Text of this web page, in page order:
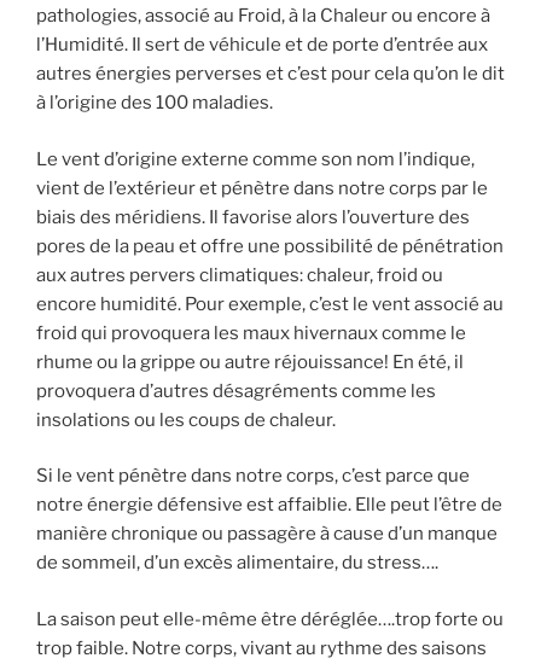
pathologies, associé au Froid, à la Chaleur ou encore à
l’Humidité. Il sert de véhicule et de porte d’entrée aux
autres énergies perverses et c’est pour cela qu’on le dit
à l’origine des 100 maladies.
Le vent d’origine externe comme son nom l’indique,
vient de l’extérieur et pénètre dans notre corps par le
biais des méridiens. Il favorise alors l’ouverture des
pores de la peau et offre une possibilité de pénétration
aux autres pervers climatiques: chaleur, froid ou
encore humidité. Pour exemple, c’est le vent associé au
froid qui provoquera les maux hivernaux comme le
rhume ou la grippe ou autre réjouissance! En été, il
provoquera d’autres désagréments comme les
insolations ou les coups de chaleur.
Si le vent pénètre dans notre corps, c’est parce que
notre énergie défensive est affaiblie. Elle peut l’être de
manière chronique ou passagère à cause d’un manque
de sommeil, d’un excès alimentaire, du stress….
La saison peut elle-même être déréglée….trop forte ou
trop faible. Notre corps, vivant au rythme des saisons